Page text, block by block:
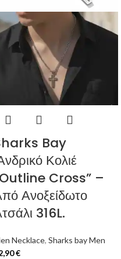
Bay
Κολιέ
Cross” –
Ανοξείδωτο
316L.
Necklace, Sharks bay Men
€